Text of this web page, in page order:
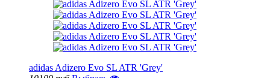
adidas Adizero Evo SL ATR 'Grey'